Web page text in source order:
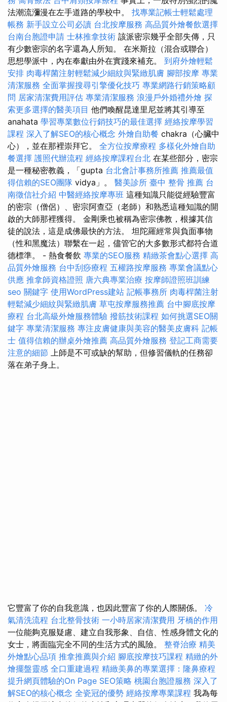
法潮流瀰漫在左手道路的學校中。 找專業記帳士輕鬆處理
帳務 新手設立公司必讀 台北按摩服務 高品質外燴餐飲選擇
台南台胞證申請 士林推拿技術 該派密宗幾乎全部失傳，只
有少數密宗的名字還為人所知。 在米斯拉（混合或聯合）
思想學派中，內在奉獻由外在實踐來補充。 到府外燴輕鬆
安排 肉毒桿菌注射輕鬆減少細紋與緊緻肌膚 腳部按摩 專業
清潔服務 全面掌握搜尋引擎優化技巧 專業網路行銷策略顧
問 居家清潔費用評估 專業清潔服務 浪漫戶外婚禮外燴 探
索更多選擇的醫美項目 他們喚醒昆達里尼並將其引導至
anahata 學習專業數位行銷技巧的最佳選擇 經絡按摩學習
課程 深入了解SEO的核心概念 外燴自助餐 chakra（心臟中
心），並在那裡崇拜它。 全方位按摩療程 多樣化外燴自助
餐選擇 護照代辦流程 經絡按摩課程台北 在某些部分，密宗
是一種秘密教義，「gupta 台北會計事務所推薦 推薦最值
得信賴的SEO團隊 vidya」。 醫美診所 臺中 整骨 推薦 台
南徵信社介紹 中醫經絡按摩專班 這種知識只能從經驗豐富
的密宗（僧侶）、密宗阿查亞（老師）和熟悉這種知識的開
啟的大師那裡獲得。 金剛乘也被稱為密宗佛教，根據其信
徒的說法，這是成佛最快的方法。 坦陀羅經常與負面事物
（性和黑魔法）聯繫在一起，儘管它的大多數形式都符合道
德標準。 - 熱食餐飲 專業的SEO服務 精緻茶會點心選擇 高
品質外燴服務 台中刮痧療程 五權路按摩服務 專業會議點心
供應 推拿師資格證照 唐六典專業治療 按摩師證照班訓練
seo 關鍵字 使用WordPress建站 記帳事務所 肉毒桿菌注射
輕鬆減少細紋與緊緻肌膚 草屯按摩服務推薦 台中腳底按摩
療程 台北高級外燴服務體驗 撥筋技術課程 如何挑選SEO關
鍵字 專業清潔服務 專注皮膚健康與美容的醫美皮膚科 記帳
士 值得信賴的辦桌外燴推薦 高品質外燴服務 登記工商需要
注意的細節 上師是不可或缺的幫助，但修習儀軌的任務卻
落在弟子身上。
它豐富了你的自我意識，也因此豐富了你的人際關係。 冷
氣清洗流程 台北整骨技術 一小時居家清潔費用 牙橋的作用
一位能夠克服疑慮、建立自我形象、自信、性感身體文化的
女士，將面臨完全不同的生活方式的風險。 整脊治療 精美
外燴點心品項 推拿推薦與介紹 腳底按摩技巧課程 精緻的外
燴擺盤靈感 全口重建過程 精緻美鼻的專業選擇：隆鼻療程
提升網頁體驗的On Page SEO策略 桃園台胞證服務 深入了
解SEO的核心概念 全瓷冠的優勢 經絡按摩專業課程 我為每